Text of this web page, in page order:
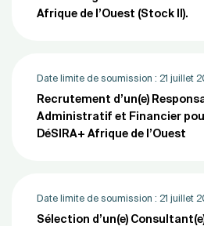
Afrique de l’Ouest (Stock II).
Date limite de soumission : 21 juillet
Recrutement d’un(e)
Administratif et Financier
DéSIRA+ Afrique de l’Ouest
Date limite de soumission : 21 juillet
Sélection d’un(e)